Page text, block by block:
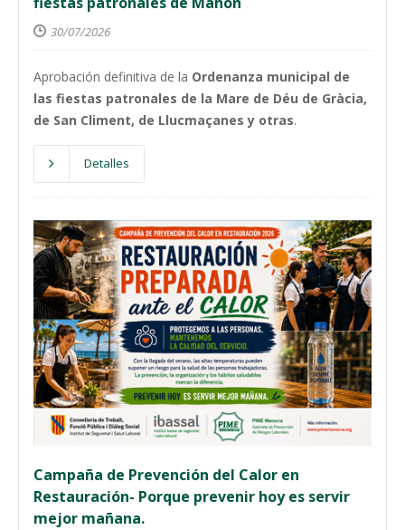
30/07/2026
Aprobación definitiva de la Ordenanza municipal de
las fiestas patronales de la Mare de Déu de Gràcia,
de San Climent, de Llucmaçanes y otras.
Detalles
Campaña de Prevención del Calor en
Restauración- Porque prevenir hoy es servir
mejor mañana.